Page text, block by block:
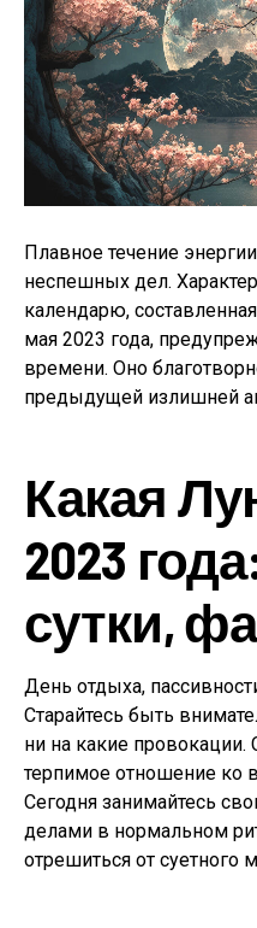
Плавное течение
неспешных дел.
календарю,
мая 2023 года,
времени. Оно
предыдущей излишней
Какая
2023
сутки,
День отдыха,
Старайтесь быть
ни на какие провокации.
терпимое отношение ко
Сегодня занимайтесь
делами в нормальном
отрешиться от суетного